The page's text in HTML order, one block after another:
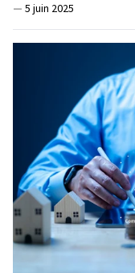
— 5 juin 2025